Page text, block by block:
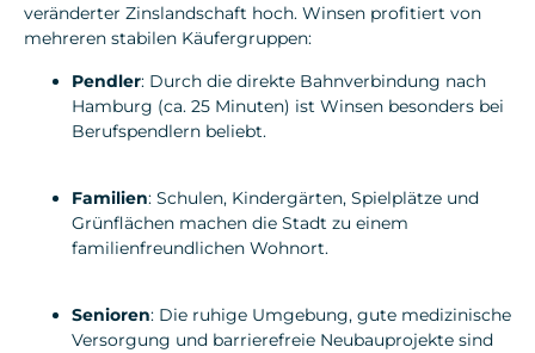
veränderter Zinslandschaft hoch. Winsen profitiert von
mehreren stabilen Käufergruppen:
Pendler: Durch die direkte Bahnverbindung nach
Hamburg (ca. 25 Minuten) ist Winsen besonders bei
Berufspendlern beliebt.
Familien: Schulen, Kindergärten, Spielplätze und
Grünflächen machen die Stadt zu einem
familienfreundlichen Wohnort.
Senioren: Die ruhige Umgebung, gute medizinische
Versorgung und barrierefreie Neubauprojekte sind